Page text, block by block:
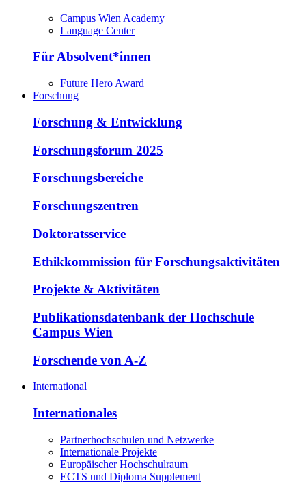
Campus Wien Academy
Language Center
Für Absolvent*innen
Future Hero Award
Forschung
Forschung & Entwicklung
Forschungsforum 2025
Forschungsbereiche
Forschungszentren
Doktoratsservice
Ethikkommission für Forschungsaktivitäten
Projekte & Aktivitäten
Publikationsdatenbank der Hochschule
Campus Wien
Forschende von A-Z
International
Internationales
Partnerhochschulen und Netzwerke
Internationale Projekte
Europäischer Hochschulraum
ECTS und Diploma Supplement